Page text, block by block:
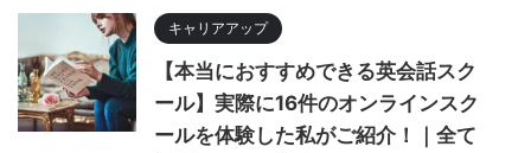
キャリアアップ
【本当におすすめできる英会話スク
ール】実際に16件のオンラインスク
ールを体験した私がご紹介！｜全て